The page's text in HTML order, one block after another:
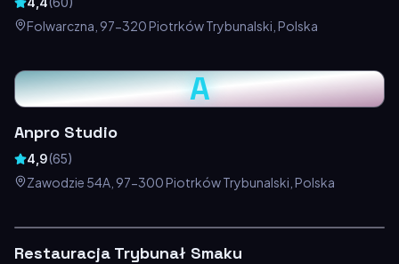
Folwarczna, 97-320 Piotrków Trybunalski, Polska
A
Anpro Studio
4,9(65)
Zawodzie 54A, 97-300 Piotrków Trybunalski, Polska
Restauracja Trybunał Smaku